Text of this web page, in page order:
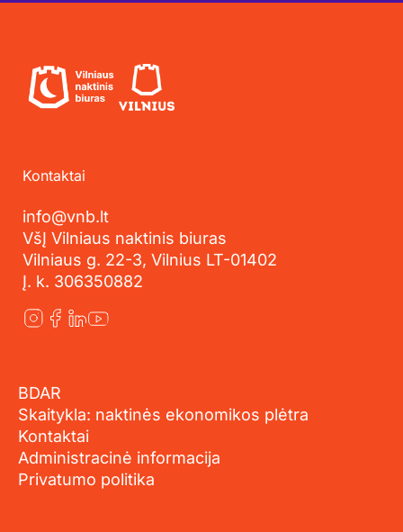
Kontaktai
info@vnb.lt
VšĮ Vilniaus naktinis biuras
Vilniaus g. 22-3, Vilnius LT-01402
Į. k. 306350882
BDAR
Skaitykla: naktinės ekonomikos plėtra
Kontaktai
Administracinė informacija
Privatumo politika